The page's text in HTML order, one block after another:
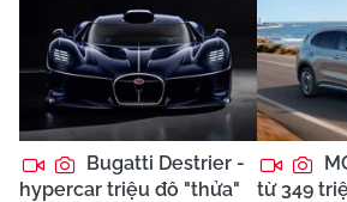
Bugatti Destrier -
hypercar triệu đô "thửa"
từ 349